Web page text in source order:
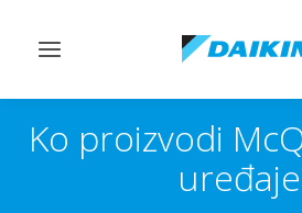
Toggle
Ko proizvodi